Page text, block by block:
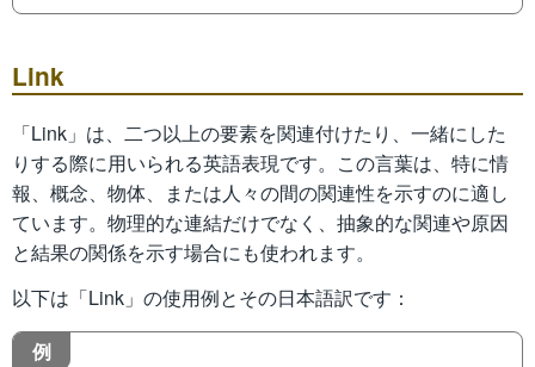
Link
「Link」は、二つ以上の要素を関連付けたり、一緒にした
りする際に用いられる英語表現です。この言葉は、特に情
報、概念、物体、または人々の間の関連性を示すのに適し
ています。物理的な連結だけでなく、抽象的な関連や原因
と結果の関係を示す場合にも使われます。
以下は「Link」の使用例とその日本語訳です：
例